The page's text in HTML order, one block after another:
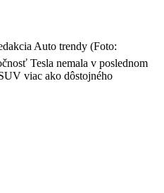
Auto trendy (Foto:
Tesla nemala v poslednom
viac ako dôstojného